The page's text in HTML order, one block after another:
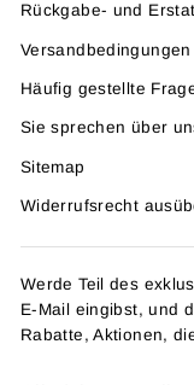
Rückgabe- und
Versandbedingungen
Häufig gestellte
Sie sprechen über
Sitemap
Widerrufsrecht
Werde Teil des
E-Mail eingibst, und
Rabatte, Aktionen,